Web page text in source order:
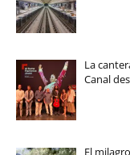
La
Canal
El